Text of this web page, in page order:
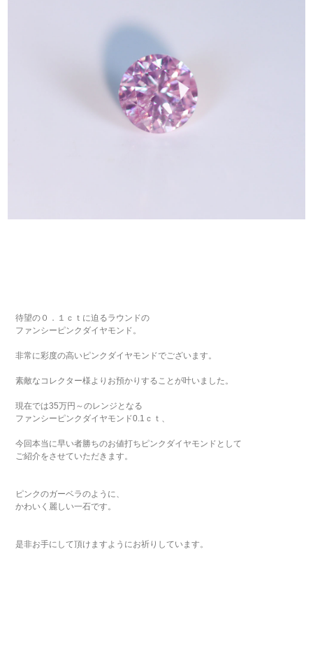
待望の０．１ｃｔに迫るラウンドの
ファンシーピンクダイヤモンド。
非常に彩度の高いピンクダイヤモンドでございます。
素敵なコレクター様よりお預かりすることが叶いました。
現在では35万円～のレンジとなる
ファンシーピンクダイヤモンド0.1ｃｔ、
今回本当に早い者勝ちのお値打ちピンクダイヤモンドとして
ご紹介をさせていただきます。
ピンクのガーベラのように、
かわいく麗しい一石です。
是非お手にして頂けますようにお祈りしています。